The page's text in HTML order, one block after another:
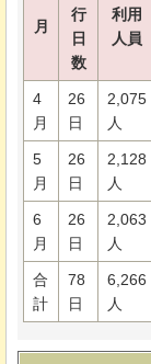
月
行
日
数
利用
人員
4
月
26
日
2,075
人
5
月
26
日
2,128
人
6
月
26
日
2,063
人
合
計
78
日
6,266
人